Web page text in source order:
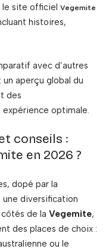
le site officiel Vegemite
histoires,
avec d’autres
aperçu global du
des
expérience optimale.
conseils :
en 2026 ?
dopé par la
une diversification
de la Vegemite,
des places de choix :
ou le